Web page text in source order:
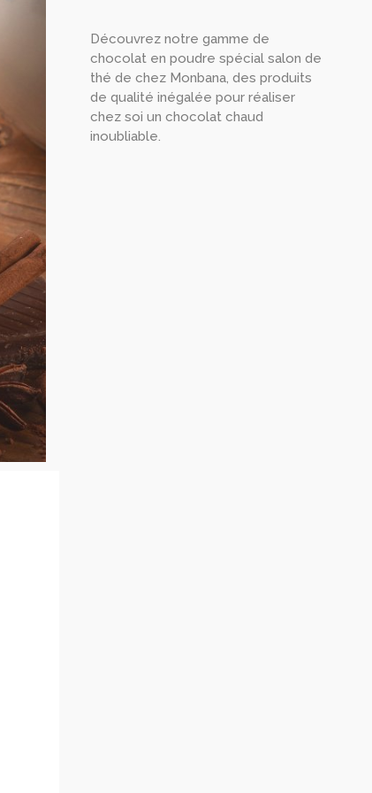
Découvrez notre gamme de
chocolat en poudre spécial salon de
thé de chez Monbana, des produits
de qualité inégalée pour réaliser
chez soi un chocolat chaud
inoubliable.